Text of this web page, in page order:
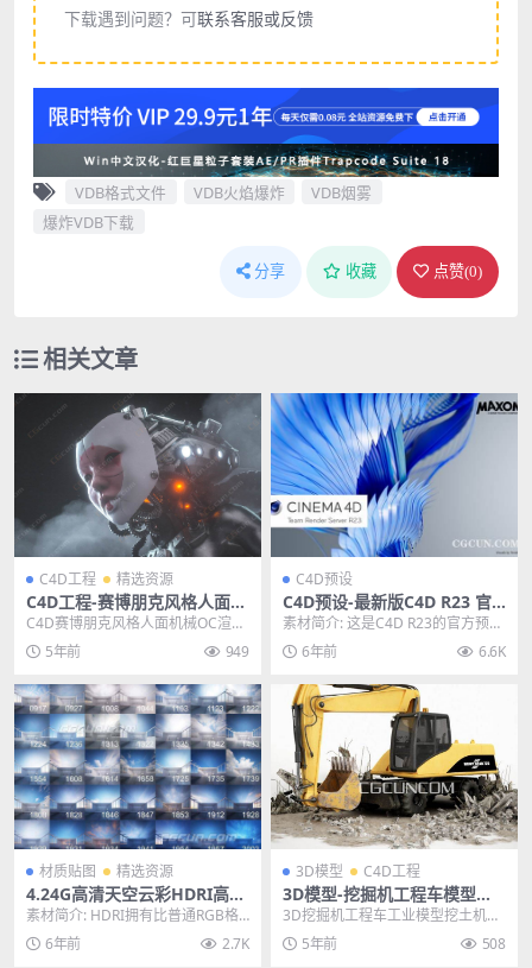
下载遇到问题？可联系客服或反馈
VDB格式文件 VDB火焰爆炸
VDB烟雾
爆炸VDB下载
分享 收藏 点赞(0)
相关文章
C4D工程 精选资源
C4D工程-赛博朋克风格人面机
械OC渲染场景工程文件CG村
网
C4D赛博朋克风格人面机械OC渲染
场景工程文件 其他推荐: C4D工程-
投币机马...
5年前 949
C4D预设
C4D预设-最新版C4D R23 官
方预设库 C4D R23 预设包
素材简介: 这是C4D R23的官方预设
库 文件大小：11G 因为有些人不需
要官...6年前 6.6K
材质贴图 精选资源
4.24G高清天空云彩HDRI高动
态全景贴图环境光照素材
素材简介: HDRI拥有比普通RGB格
式图像（仅8bit的亮度范围）更大
的亮度范...
6年前 2.7K
3D模型 C4D工程
3D模型-挖掘机工程车模型挖
土机C4D工程模型FBX模型
3D挖掘机工程车工业模型挖土机C4
D工程模型FBX模型 其他推荐: C4D
工程-...
5年前 508